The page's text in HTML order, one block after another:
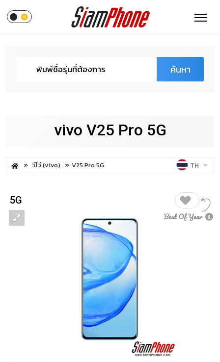
ค้นหา
vivo V25 Pro 5G
วีโว่ (vivo) V25 Pro 5G TH
5G